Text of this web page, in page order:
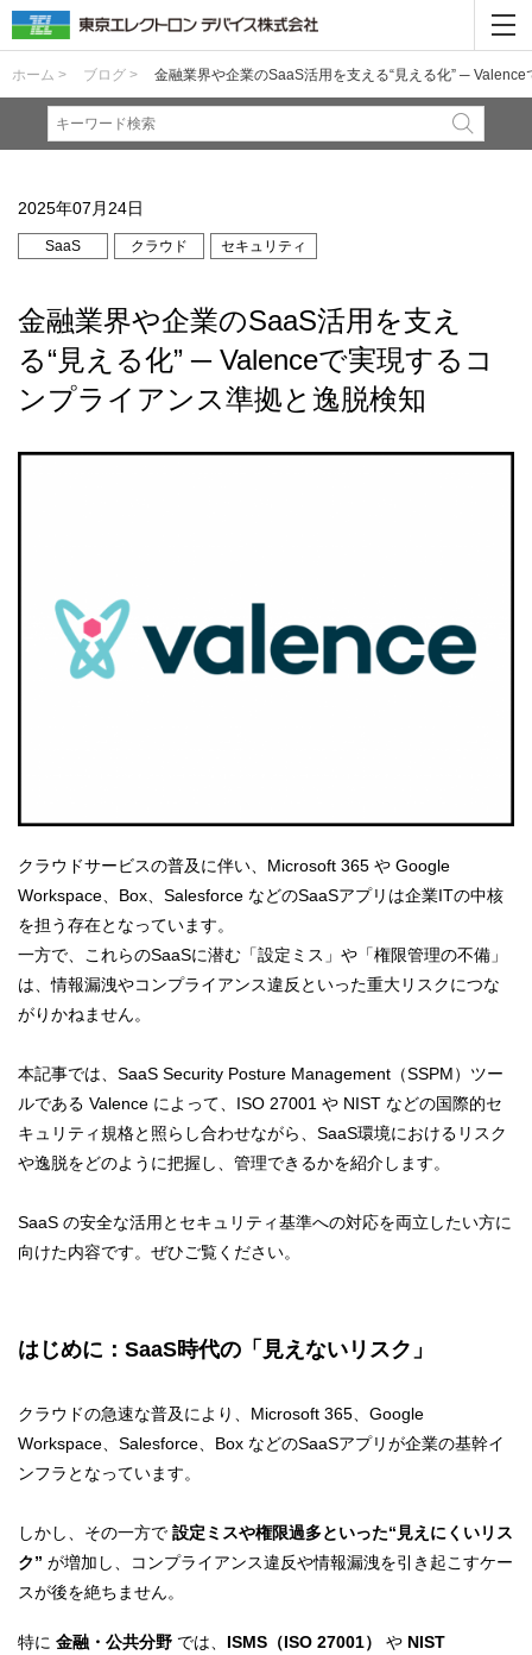
ホーム > ブログ > 金融業界や企業のSaaS活用を支える“見える化” ─
2025年07月24日
SaaS クラウド セキュリティ
金融業界や企業のSaaS活用を支え
る“見える化” ─ Valenceで実現するコ
ンプライアンス準拠と逸脱検知
クラウドサービスの普及に伴い、Microsoft 365 や Google
Workspace、Box、Salesforce などのSaaSアプリは企業ITの中核
を担う存在となっています。
一方で、これらのSaaSに潜む「設定ミス」や「権限管理の不備」
は、情報漏洩やコンプライアンス違反といった重大リスクにつな
がりかねません。
本記事では、SaaS Security Posture Management（SSPM）ツー
ルである Valence によって、ISO 27001 や NIST などの国際的セ
キュリティ規格と照らし合わせながら、SaaS環境におけるリスク
や逸脱をどのように把握し、管理できるかを紹介します。
SaaS の安全な活用とセキュリティ基準への対応を両立したい方に
向けた内容です。ぜひご覧ください。
はじめに：SaaS時代の「見えないリスク」
クラウドの急速な普及により、Microsoft 365、Google
Workspace、Salesforce、Box などのSaaSアプリが企業の基幹イ
ンフラとなっています。
しかし、その一方で 設定ミスや権限過多といった“見えにくいリス
ク” が増加し、コンプライアンス違反や情報漏洩を引き起こすケー
スが後を絶ちません。
特に 金融・公共分野 では、 ISMS（ISO 27001） や NIST